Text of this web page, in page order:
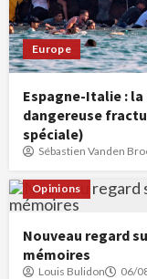
Europe
Espagne-Italie :
dangereuse
spéciale)
Sébastien Vanden
Opinions
Nouveau regard
mémoires
Louis Bulidon 06/